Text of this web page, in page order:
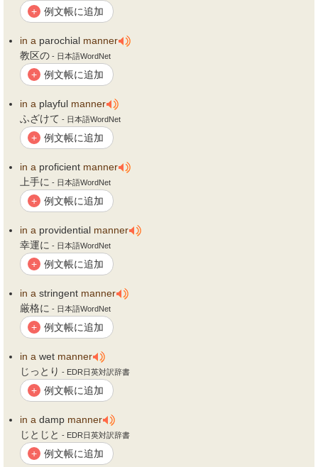
+ 例文帳に追加
in a parochial manner
教区の - 日本語WordNet
+ 例文帳に追加
in a playful manner
ふざけて - 日本語WordNet
+ 例文帳に追加
in a proficient manner
上手に - 日本語WordNet
+ 例文帳に追加
in a providential manner
幸運に - 日本語WordNet
+ 例文帳に追加
in a stringent manner
厳格に - 日本語WordNet
+ 例文帳に追加
in a wet manner
じっとり - EDR日英対訳辞書
+ 例文帳に追加
in a damp manner
じとじと - EDR日英対訳辞書
+ 例文帳に追加